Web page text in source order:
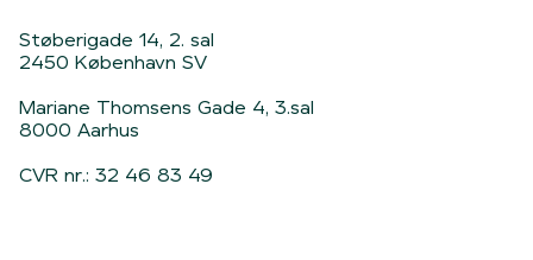
Støberigade 14, 2. sal
2450 København SV
Mariane Thomsens Gade 4, 3.sal
8000 Aarhus
CVR nr.: 32 46 83 49